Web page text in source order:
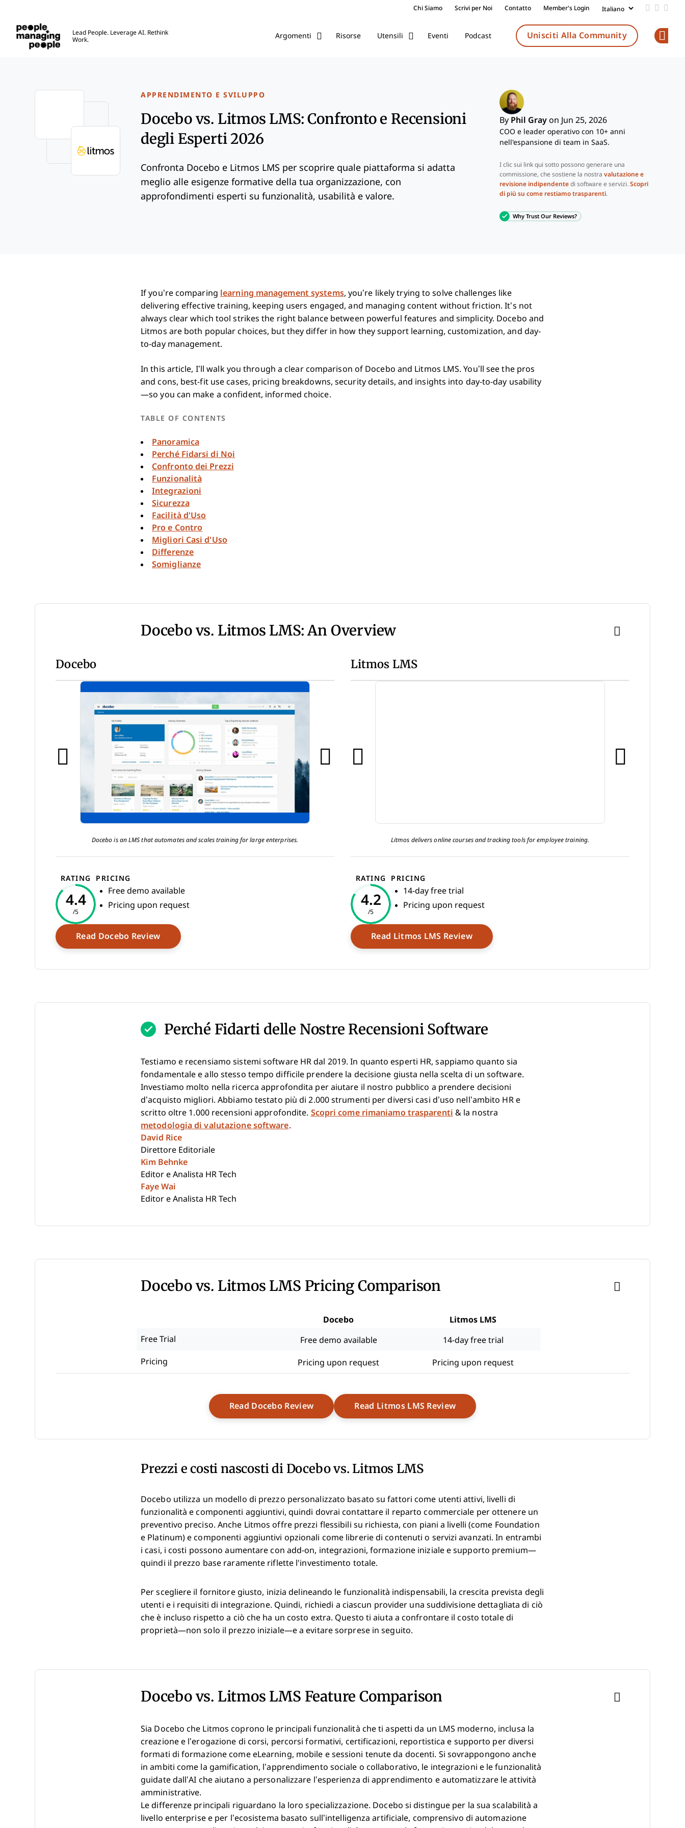
Chi Siamo Scrivi per Noi Contatto Member's Login Add us
Follow
Lead People. Leverage AI. Rethink
Work.
Argomenti Risorse Utensili Eventi Podcast Unisciti Alla Community
APPRENDIMENTO E SVILUPPO
Docebo vs. Litmos LMS: Confronto e Recensioni
degli Esperti 2026
Confronta Docebo e Litmos LMS per scoprire quale piattaforma si adatta
meglio alle esigenze formative della tua organizzazione, con
approfondimenti esperti su funzionalità, usabilità e valore.
By Phil Gray on Jun 25, 2026
COO e leader operativo con 10+ anni
nell'espansione di team in SaaS.
I clic sui link qui sotto possono generare una
commissione, che sostiene la nostra valutazione e
revisione indipendente di software e servizi. Scopri
di più su come restiamo trasparenti.
Why Trust Our Reviews?
If you’re comparing learning management systems, you’re likely trying to solve challenges like
delivering effective training, keeping users engaged, and managing content without friction. It’s not
always clear which tool strikes the right balance between powerful features and simplicity. Docebo and
Litmos are both popular choices, but they differ in how they support learning, customization, and day-
to-day management.
In this article, I’ll walk you through a clear comparison of Docebo and Litmos LMS. You’ll see the pros
and cons, best-fit use cases, pricing breakdowns, security details, and insights into day-to-day usability
—so you can make a confident, informed choice.
TABLE OF CONTENTS
Panoramica
Perché Fidarsi di Noi
Confronto dei Prezzi
Funzionalità
Integrazioni
Sicurezza
Facilità d'Uso
Pro e Contro
Migliori Casi d'Uso
Differenze
Somiglianze
Docebo vs. Litmos LMS: An Overview
Docebo
Docebo is an LMS that automates and scales training for large enterprises.
RATING
4.4
/5
PRICING
Free demo available
Pricing upon request
Read Docebo ReviewOpens New Window
Litmos LMS
Litmos delivers online courses and tracking tools for employee training.
RATING
4.2
/5
PRICING
14-day free trial
Pricing upon request
Read Litmos LMS ReviewOpens New Window
Perché Fidarti delle Nostre Recensioni Software
Testiamo e recensiamo sistemi software HR dal 2019. In quanto esperti HR, sappiamo quanto sia
fondamentale e allo stesso tempo difficile prendere la decisione giusta nella scelta di un software.
Investiamo molto nella ricerca approfondita per aiutare il nostro pubblico a prendere decisioni
d’acquisto migliori. Abbiamo testato più di 2.000 strumenti per diversi casi d’uso nell’ambito HR e
scritto oltre 1.000 recensioni approfondite. Scopri come rimaniamo trasparenti & la nostra
metodologia di valutazione software.
David Rice
Direttore Editoriale
Kim Behnke
Editor e Analista HR Tech
Faye Wai
Editor e Analista HR Tech
Docebo vs. Litmos LMS Pricing Comparison
Docebo Litmos LMS
Free Trial Free demo available 14-day free trial
Pricing Pricing upon request Pricing upon request
Read Docebo ReviewOpens New WindowRead Litmos LMS ReviewOpens New Window
Prezzi e costi nascosti di Docebo vs. Litmos LMS
Docebo utilizza un modello di prezzo personalizzato basato su fattori come utenti attivi, livelli di
funzionalità e componenti aggiuntivi, quindi dovrai contattare il reparto commerciale per ottenere un
preventivo preciso. Anche Litmos offre prezzi flessibili su richiesta, con piani a livelli (come Foundation
e Platinum) e componenti aggiuntivi opzionali come librerie di contenuti o servizi avanzati. In entrambi
i casi, i costi possono aumentare con add-on, integrazioni, formazione iniziale e supporto premium—
quindi il prezzo base raramente riflette l'investimento totale.
Per scegliere il fornitore giusto, inizia delineando le funzionalità indispensabili, la crescita prevista degli
utenti e i requisiti di integrazione. Quindi, richiedi a ciascun provider una suddivisione dettagliata di ciò
che è incluso rispetto a ciò che ha un costo extra. Questo ti aiuta a confrontare il costo totale di
proprietà—non solo il prezzo iniziale—e a evitare sorprese in seguito.
Docebo vs. Litmos LMS Feature Comparison
Sia Docebo che Litmos coprono le principali funzionalità che ti aspetti da un LMS moderno, inclusa la
creazione e l’erogazione di corsi, percorsi formativi, certificazioni, reportistica e supporto per diversi
formati di formazione come eLearning, mobile e sessioni tenute da docenti. Si sovrappongono anche
in ambiti come la gamification, l’apprendimento sociale o collaborativo, le integrazioni e le funzionalità
guidate dall’AI che aiutano a personalizzare l’esperienza di apprendimento e automatizzare le attività
amministrative.
Le differenze principali riguardano la loro specializzazione. Docebo si distingue per la sua scalabilità a
livello enterprise e per l’ecosistema basato sull’intelligenza artificiale, comprensivo di automazione